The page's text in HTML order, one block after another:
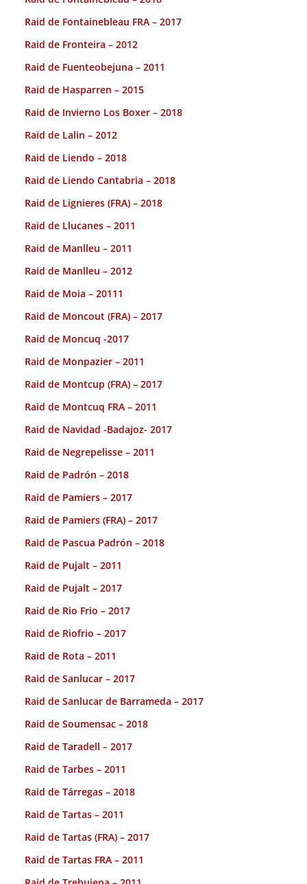
Raid de Fontainebleau FRA – 2017
Raid de Fronteira – 2012
Raid de Fuenteobejuna – 2011
Raid de Hasparren – 2015
Raid de Invierno Los Boxer – 2018
Raid de Lalin – 2012
Raid de Liendo – 2018
Raid de Liendo Cantabria – 2018
Raid de Lignieres (FRA) – 2018
Raid de Llucanes – 2011
Raid de Manlleu – 2011
Raid de Manlleu – 2012
Raid de Moia – 20111
Raid de Moncout (FRA) – 2017
Raid de Moncuq -2017
Raid de Monpazier – 2011
Raid de Montcup (FRA) – 2017
Raid de Montcuq FRA – 2011
Raid de Navidad -Badajoz- 2017
Raid de Negrepelisse – 2011
Raid de Padrón – 2018
Raid de Pamiers – 2017
Raid de Pamiers (FRA) – 2017
Raid de Pascua Padrón – 2018
Raid de Pujalt – 2011
Raid de Pujalt – 2017
Raid de Rio Frio – 2017
Raid de Riofrio – 2017
Raid de Rota – 2011
Raid de Sanlucar – 2017
Raid de Sanlucar de Barrameda – 2017
Raid de Soumensac – 2018
Raid de Taradell – 2017
Raid de Tarbes – 2011
Raid de Tárregas – 2018
Raid de Tartas – 2011
Raid de Tartas (FRA) – 2017
Raid de Tartas FRA – 2011